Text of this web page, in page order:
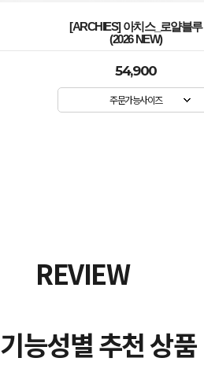
[ARCHIES] 아치스_로얄블루
(2026 NEW)
54,900
주문가능사이즈
REVIEW
기능성별 추천 상품